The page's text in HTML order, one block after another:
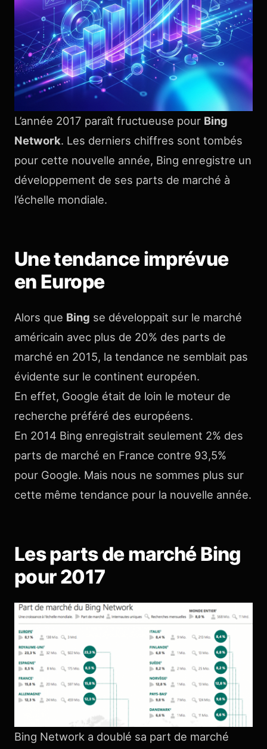
L’année 2017 paraît fructueuse pour Bing
Network. Les derniers chiffres sont tombés
pour cette nouvelle année, Bing enregistre un
développement de ses parts de marché à
l’échelle mondiale.
Une tendance imprévue
en Europe
Alors que Bing se développait sur le marché
américain avec plus de 20% des parts de
marché en 2015, la tendance ne semblait pas
évidente sur le continent européen.
En effet, Google était de loin le moteur de
recherche préféré des européens.
En 2014 Bing enregistrait seulement 2% des
parts de marché en France contre 93,5%
pour Google. Mais nous ne sommes plus sur
cette même tendance pour la nouvelle année.
Les parts de marché Bing
pour 2017
Bing Network a doublé sa part de marché